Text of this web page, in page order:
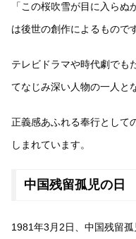
「この桜吹雪が目に入ら
は後世の創作によるもので
テレビドラマや時代劇でも
てなじみ深い人物の一人と
正義感あふれる奉行として
しまれています。
中国残留孤児の日
1981年3月2日、中国残留